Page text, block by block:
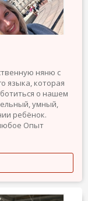
няню с
языка, которая
о нашем
умный,
ребёнок.
Опыт